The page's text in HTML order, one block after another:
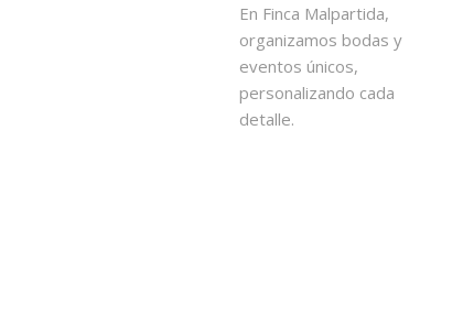
En Finca Malpartida,
organizamos bodas y
eventos únicos,
personalizando cada
detalle.